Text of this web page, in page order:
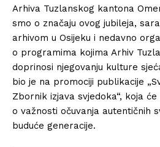
Arhiva Tuzlanskog kantona
smo o značaju ovog jubileja,
arhivom u Osijeku i nedavno
o programima kojima Arhiv
doprinosi njegovanju kulture
bio je na promociji publikacije
Zbornik izjava svjedoka“, koja
o važnosti očuvanja autentičnih
buduće generacije.